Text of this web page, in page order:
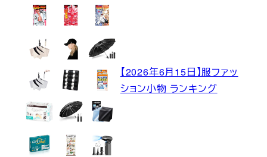
【2026年6月15日】服ファッ
ション小物 ランキング